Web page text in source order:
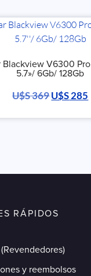
Blackview V6300
5.7»/ 6Gb/ 128Gb
U$S369U$S285
RÁPIDOS
y reembolsos